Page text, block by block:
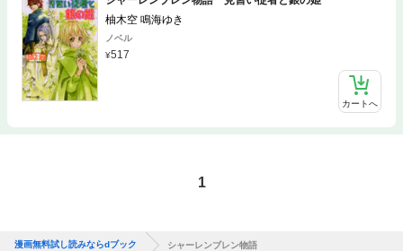
柚木空 鳴海ゆき
ノベル
517
カートへ
1
漫画無料試し読みならdブック シャーレンブレン物語